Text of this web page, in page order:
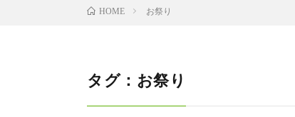
HOME お祭り
タグ：お祭り